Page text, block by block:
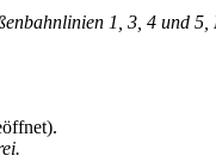
1, 3, 4 und